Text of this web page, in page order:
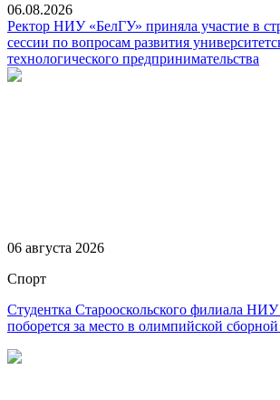
06.08.2026
Ректор НИУ «БелГУ» приняла участие в
сессии по вопросам развития
технологического предпринимательства
06 августа 2026
Спорт
Студентка Старооскольского филиала
поборется за место в олимпийской